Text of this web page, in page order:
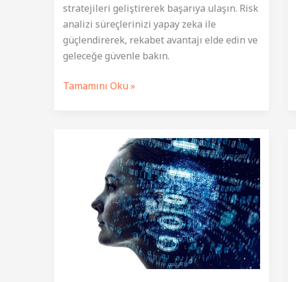
stratejileri geliştirerek başarıya ulaşın. Risk
analizi süreçlerinizi yapay zeka ile
güçlendirerek, rekabet avantajı elde edin ve
geleceğe güvenle bakın.
Risk
Tamamını Oku »